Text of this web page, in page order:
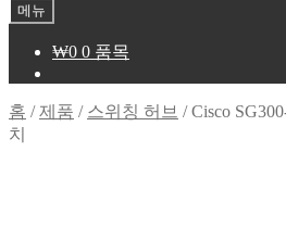
메뉴
₩0 0 품목
홈 /제품 / 스위칭 허브 /Cisco
치